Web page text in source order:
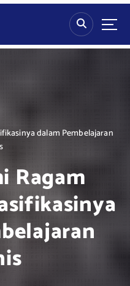
dalam Pembelajaran
Ragam